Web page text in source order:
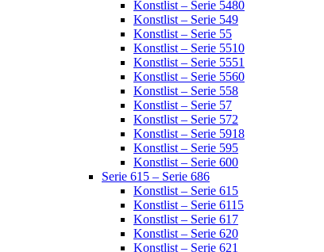
Konstlist – Serie 5480
Konstlist – Serie 549
Konstlist – Serie 55
Konstlist – Serie 5510
Konstlist – Serie 5551
Konstlist – Serie 5560
Konstlist – Serie 558
Konstlist – Serie 57
Konstlist – Serie 572
Konstlist – Serie 5918
Konstlist – Serie 595
Konstlist – Serie 600
Serie 615 – Serie 686
Konstlist – Serie 615
Konstlist – Serie 6115
Konstlist – Serie 617
Konstlist – Serie 620
Konstlist – Serie 621